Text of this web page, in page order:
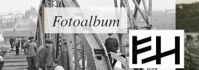
Fotoalbum